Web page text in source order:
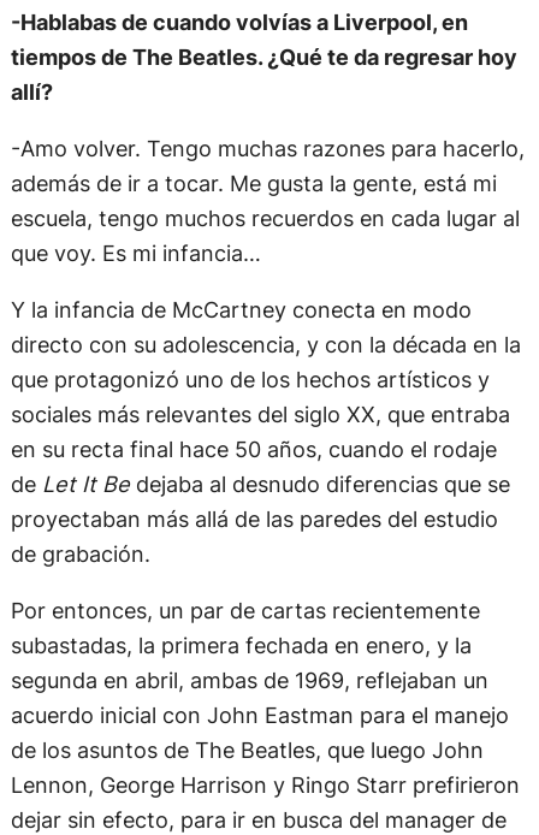
-Hablabas de cuando volvías a Liverpool, en
tiempos de The Beatles. ¿Qué te da regresar hoy
allí?
-Amo volver. Tengo muchas razones para hacerlo,
además de ir a tocar. Me gusta la gente, está mi
escuela, tengo muchos recuerdos en cada lugar al
que voy. Es mi infancia…
Y la infancia de McCartney conecta en modo
directo con su adolescencia, y con la década en la
que protagonizó uno de los hechos artísticos y
sociales más relevantes del siglo XX, que entraba
en su recta final hace 50 años, cuando el rodaje
deLet It Bedejaba al desnudo diferencias que se
proyectaban más allá de las paredes del estudio
de grabación.
Por entonces, un par de cartas recientemente
subastadas, la primera fechada en enero, y la
segunda en abril, ambas de 1969, reflejaban un
acuerdo inicial con John Eastman para el manejo
de los asuntos de The Beatles, que luego John
Lennon, George Harrison y Ringo Starr prefirieron
dejar sin efecto, para ir en busca del manager de